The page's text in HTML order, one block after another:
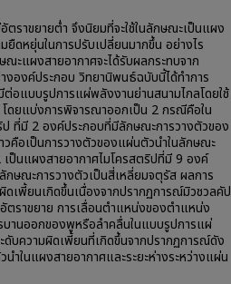
ตราขยายต่ำ จึงนิยมที่จะใช้ในลักษณะเป็นแผง
ดหยุ่นในการปรับเปลี่ยนมากขึ้น อย่างไร
ะแผงสายอากาศจะได้รับผลกระทบจาก
องค์ประกอบ วิทยานิพนธ์ฉบับนี้ได้ทำการ
อแบบรูปการแผ่พลังงานย่านสนามไกลโดยใช้
โดยแบ่งการพิจารณาออกเป็น 2 กรณีคือใน
ที่มี 2 องค์ประกอบที่มีลักษณะการวางตัวของ
คือเป็นการวางตัวของแผ่นตัวนำในลักษณะ
ป็นแผงสายอากาศไมโครสตริปที่มี 9 องค์
กษณะการวางตัวเป็นสี่เหลี่ยมจตุรัส ผลการ
เพี้ยนเกิดขึ้นเนื่องจากปรากฏการณ์มิวชวลคัป
ตราขยาย การเลื่อนตำแหน่งของตำแหน่ง
านออกของพูหรือลำคลื่นในแบบรูปการแผ่
บความผิดเพี้ยนที่เกิดขึ้นจากปรากฏการณ์ดัง
ำในแผงสายอากาศและระยะห่างระหว่างแผ่น